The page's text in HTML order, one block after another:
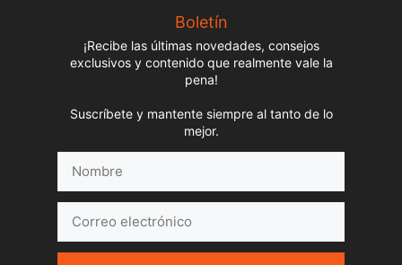
Boletín
¡Recibe las últimas novedades, consejos
exclusivos y contenido que realmente vale la
pena!
Suscríbete y mantente siempre al tanto de lo
mejor.
electrónico